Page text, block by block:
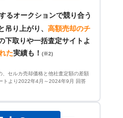
るオークションで競り合う
吊り上がり、 高額売却のチ
下取りや一括査定サイトよ
た実績も！ (※2)
セルカ売却価格と他社査定額の差額
トより2022年4月～2024年9月 回答